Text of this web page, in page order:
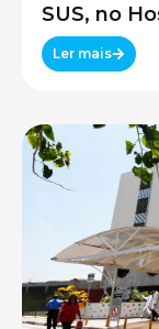
SUS, no
UNIFESP
Ler mais